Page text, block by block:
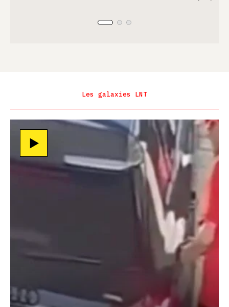
Les galaxies LNT